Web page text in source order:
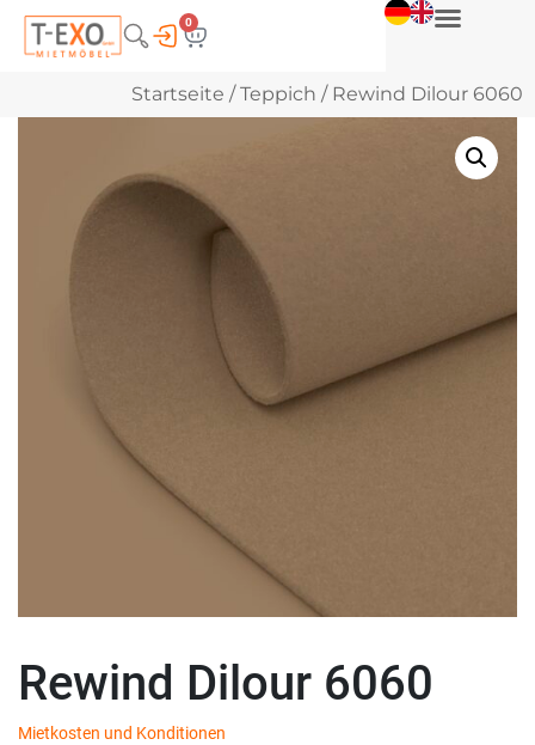
0
Startseite /Teppich / Rewind Dilour 6060
Rewind Dilour 6060
Mietkosten und Konditionen